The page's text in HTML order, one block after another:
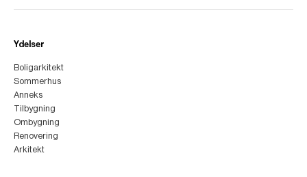
Ydelser
Boligarkitekt
Sommerhus
Anneks
Tilbygning
Ombygning
Renovering
Arkitekt